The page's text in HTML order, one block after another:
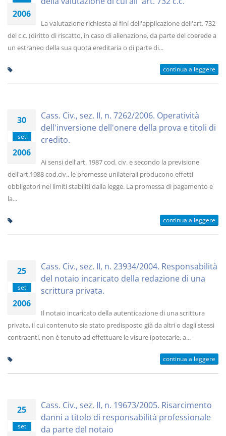
2006
La valutazione richiesta ai fini dell'applicazione dell'art. 732
del c.c. (diritto di riscatto, in caso di alienazione, da parte del coerede a
un estraneo della sua quota ereditaria o di parte di...
continua a leggere
30
set
2006
Cass. Civ., sez. II, n. 7262/2006. Operatività
dell'inversione dell'onere della prova e titoli di
credito.
Ai sensi dell'art. 1987 cod. civ. e secondo la previsione
dell'art.1988 cod.civ., le promesse unilaterali producono effetti
obbligatori nei limiti stabiliti dalla legge. La promessa di pagamento e
la...
continua a leggere
25
set
2006
Cass. Civ., sez. II, n. 23934/2004. Responsabilità
del notaio incaricato della redazione di una
scrittura privata.
Il notaio incaricato della autenticazione di una scrittura
privata, il cui contenuto sia stato predisposto già da altri o dagli stessi
contraenti, non è tenuto ad effettuare le visure ipotecarie, a...
continua a leggere
25
set
Cass. Civ., sez. II, n. 19673/2005. Risarcimento
danni a titolo di responsabilità professionale
da parte del notaio